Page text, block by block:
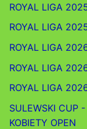
ROYAL LIGA
ROYAL LIGA
ROYAL LIGA
ROYAL LIGA
ROYAL LIGA
SULEWSKI CUP
KOBIETY OPEN